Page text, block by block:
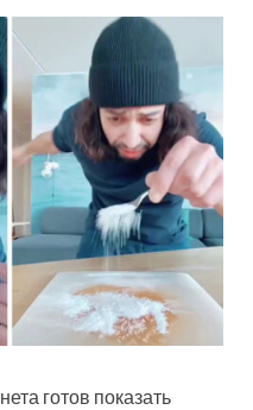
готов показать